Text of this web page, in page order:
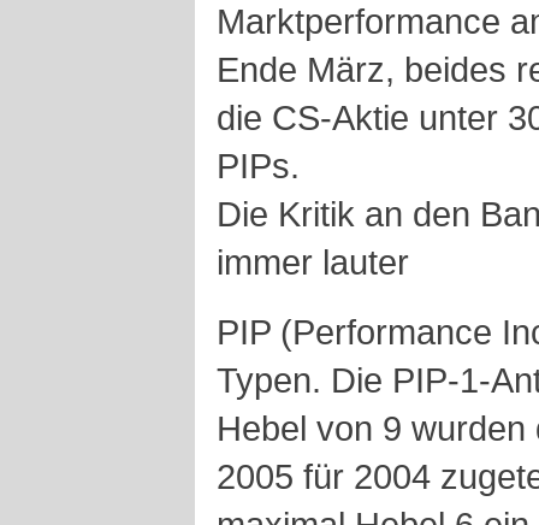
Marktperformance
Ende März, beides
die CS-Aktie unter
PIPs.
Die Kritik an den
immer lauter
PIP (Performance
Typen. Die PIP-1-
Hebel von 9
2005 für 2004